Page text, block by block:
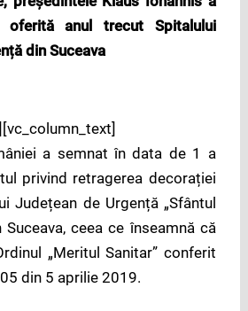
oferită anul trecut Spitalului
din Suceava
a semnat în data de 1 a
privind retragerea decorației
Județean de Urgență „Sfântul
ceea ce înseamnă că
„Meritul Sanitar” conferit
din 5 aprilie 2019.